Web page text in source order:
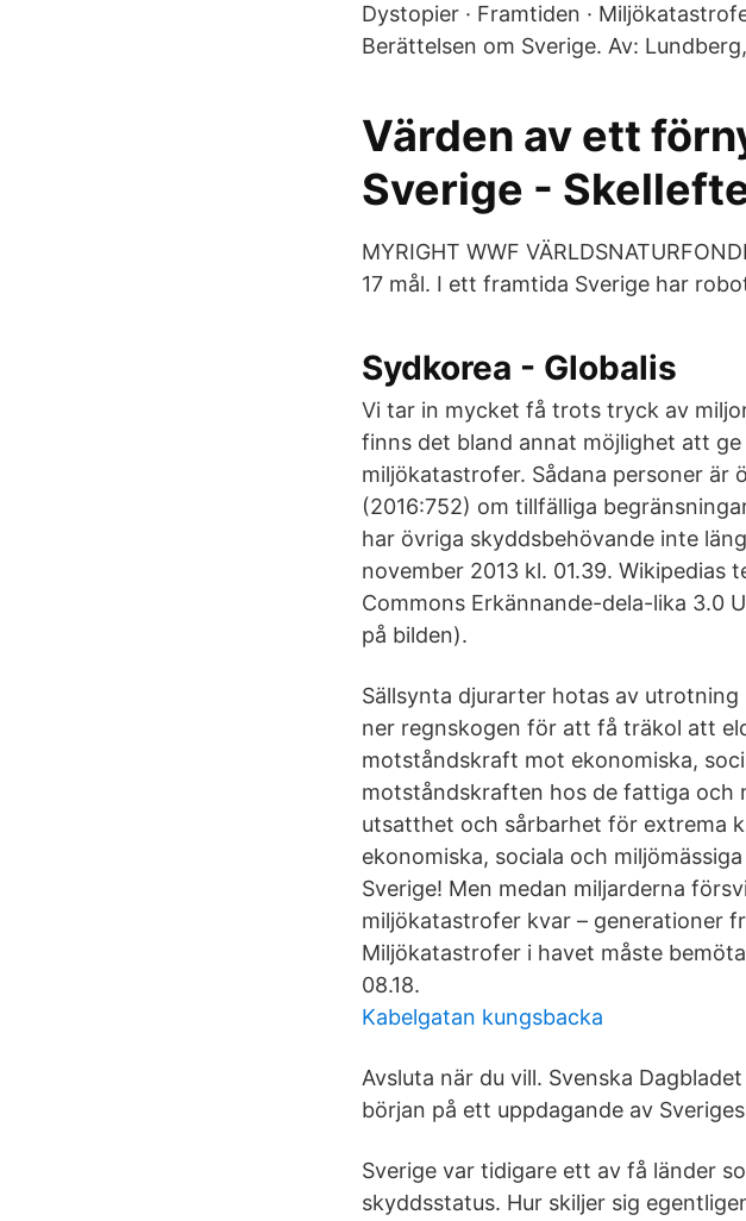
Dystopier · Framtiden ·
Berättelsen om Sverige. Av:
Värden av ett
Sverige -
MYRIGHT WWF
17 mål. I ett framtida Sverige har
Sydkorea - Globalis
Vi tar in mycket få trots tryck av
finns det bland annat möjlighet att
miljökatastrofer. Sådana personer är
(2016:752) om tillfälliga
har övriga skyddsbehövande inte
november 2013 kl. 01.39. Wikipedias
Commons Erkännande-dela-lika 3.0
på bilden).
Sällsynta djurarter hotas av
ner regnskogen för att få träkol att
motståndskraft mot ekonomiska,
motståndskraften hos de fattiga och
utsatthet och sårbarhet för extrema
ekonomiska, sociala och
Sverige! Men medan miljarderna
miljökatastrofer kvar – generationer
Miljökatastrofer i havet måste
08.18.
Kabelgatan kungsbacka
Avsluta när du vill. Svenska
början på ett uppdagande av
Sverige var tidigare ett av få länder
skyddsstatus. Hur skiljer sig